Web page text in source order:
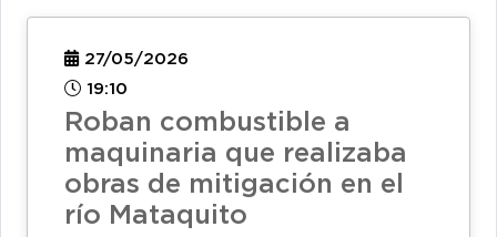
27/05/2026
19:10
Roban combustible a
maquinaria que realizaba
obras de mitigación en el
río Mataquito